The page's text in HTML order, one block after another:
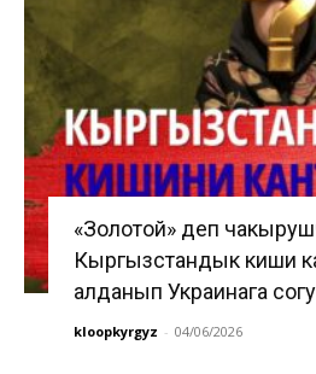
«Золотой» деп
Кыргызстандык киши
алданып Украинага
kloopkyrgyz - 04/06/2026